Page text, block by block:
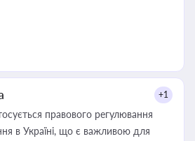
+1
правового регулювання
в Україні, що є важливою для